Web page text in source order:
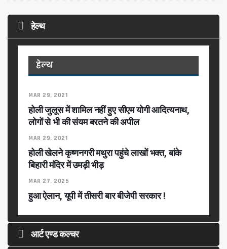
हेल्थ
हेल्थ
MAR 29, 2021
होली जुलूस में शामिल नहीं हुए सीएम योगी आदित्‍यनाथ,
लोगों से भी की संयम बरतने की अपील
MAR 29, 2021
होली खेलने कृष्णनगरी मथुरा पहुंचे लाखों भक्त, बांके
बिहारी मंदिर में उमड़ी भीड़
MAR 27, 2025
हुआ ऐलान, यूपी में तीसरी बार बीजेपी सरकार !
आर्ट एण्ड कल्चर